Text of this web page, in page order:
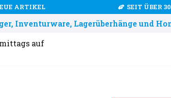
ARTIKEL SEIT ÜBER
Inventurware, Lagerüberhänge und
auf